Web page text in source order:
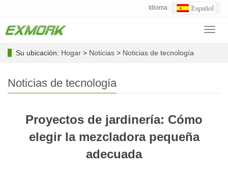
Idioma:
Su ubicación: Hogar > Noticias > Noticias de tecnología
Noticias de tecnología
Proyectos de jardinería: Cómo
elegir la mezcladora pequeña
adecuada